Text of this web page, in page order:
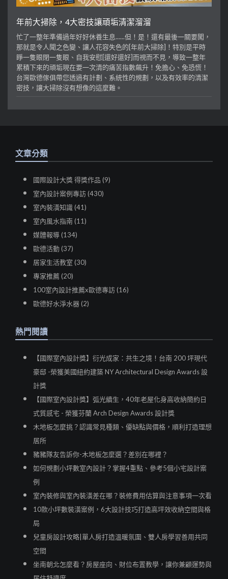
年前大掃除，4大密技讓頑垢清潔溜溜
忙了一整年準備過年好好休養生息......但！是！還有最後一關要闖，
那就是令人聞之色變、讓人花容失色的[年前大掃除]！特別是平時
睜一隻眼閉一隻眼、自我安慰[還好還好]而視而不見，導致一整年
累積下來的頑垢現在要一次清的痛苦指數飆升！免擔心、免恐慌！
台灣歐德傢俱帶您透過有計劃、系統性的規劃，以及有效率的清潔
密技，讓大掃除沒有想像的這麼難。
文章分類
國際設計大獎 得獎作品 (9)
室內設計案例專訪 (430)
室內裝潢知識 (41)
室內風水指南 (11)
媒體報導 (134)
歐德活動 (37)
居家生活教室 (30)
專家推薦 (20)
100室內設計推薦x歐德專訪 (16)
歐德好水淨水器 (2)
熱門閱讀
【國際室內設計獎】衍光成家：共生之境！台南 200 坪現代
豪邸 -榮獲美國紐約建築 NY Architectural Design Awards 設
計獎
【國際室內設計獎】弧光續生，40年老屋化身高收納簡約日
式質感宅 - 榮獲芬蘭 Arch Design Awards 設計獎
木地板怎麼挑？認識常見種類、優缺點與價格，順利打造理想
居所
豬豬隊友告訴你-木地板怎麼選？差別在哪裡？
如何規劃小坪數室內設計？掌握4重點、參考5個小宅設計案
例
室內裝修與室內裝潢差在哪？裝修費用估算與注意事項一次看
10款小坪數裝潢案例，6大設計技巧打造高坪效收納空間與格
局
兒童房設計攻略|單人房打造溫暖氛圍、雙人房學習善用共同
空間
坐南朝北怎麼看？房屋座向、財位布置教學，讓你兼顧運勢與